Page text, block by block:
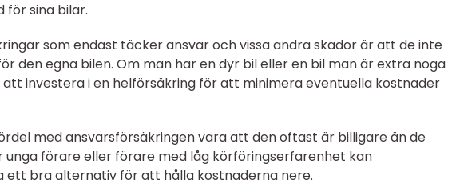
för sina bilar.
som endast täcker ansvar och vissa andra skador är att de inte
den egna bilen. Om man har en dyr bil eller en bil man är extra noga
investera i en helförsäkring för att minimera eventuella kostnader
med ansvarsförsäkringen vara att den oftast är billigare än de
unga förare eller förare med låg körföringserfarenhet kan
ett bra alternativ för att hålla kostnaderna nere.